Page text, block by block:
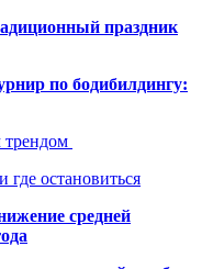
праздник
по бодибилдингу:
трендом
где остановиться
средней